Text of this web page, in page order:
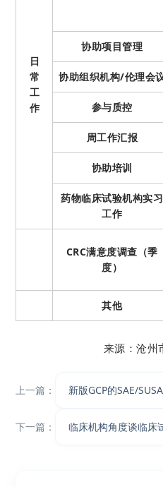
日
常
工
作
协助项目管理
协助组织机构/伦理会
参与质控
周工作汇报
协助培训
药物临床试验机构实习
工作
CRC满意度调查（季
度）
其他
来源：沧州
上一篇： 新版GCP的SAE/
下一篇： 临床机构角度谈临床